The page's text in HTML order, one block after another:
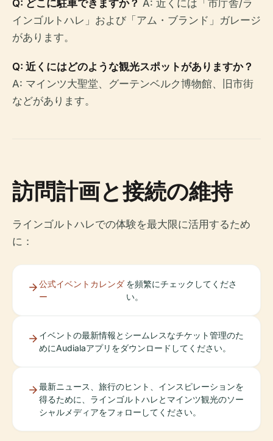
Q: どこに駐車できますか？ A: 近くには「市庁舎/ラ
インゴルトハレ」および「アム・ブランド」ガレージ
があります。
Q: 近くにはどのような観光スポットがありますか？
A: マインツ大聖堂、グーテンベルク博物館、旧市街
などがあります。
訪問計画と接続の維持
ラインゴルトハレでの体験を最大限に活用するため
に：
公式イベントカレンダ
ー
を頻繁にチェックしてくださ
い。
イベントの最新情報とシームレスなチケット管理のた
めにAudialaアプリをダウンロードしてください。
最新ニュース、旅行のヒント、インスピレーションを
得るために、ラインゴルトハレとマインツ観光のソー
シャルメディアをフォローしてください。